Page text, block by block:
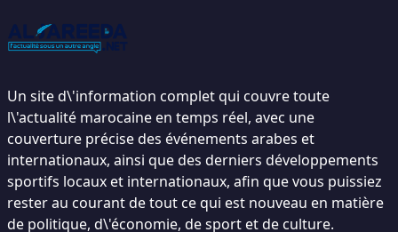
Un site d\'information complet qui couvre toute
l\'actualité marocaine en temps réel, avec une
couverture précise des événements arabes et
internationaux, ainsi que des derniers développements
sportifs locaux et internationaux, afin que vous puissiez
rester au courant de tout ce qui est nouveau en matière
de politique, d\'économie, de sport et de culture.